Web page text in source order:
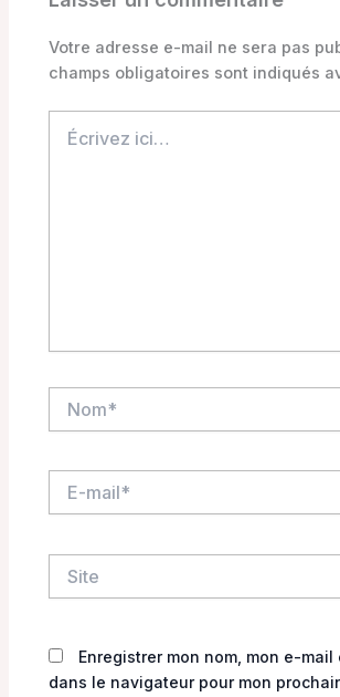
Votre adresse e-mail ne sera pas
champs obligatoires sont indiqués
ici…
mail*
Enregistrer mon nom, mon e-mail
dans le navigateur pour mon